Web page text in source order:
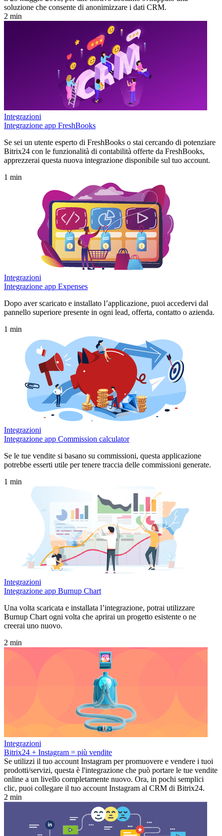
soluzione che consente di anonimizzare i dati CRM.
2 min
Integrazioni
Integrazione app FreshBooks
Se sei un utente esperto di FreshBooks o stai cercando di potenziare
Bitrix24 con le funzionalità di contabilità offerte da FreshBooks,
apprezzerai questa nuova integrazione disponibile sul tuo account.
1 min
Integrazioni
Integrazione app Expenses
Dopo aver scaricato e installato l’applicazione, puoi accedervi dal
pannello superiore presente in ogni lead, offerta, contatto o azienda.
1 min
Integrazioni
Integrazione app Commission calculator
Se le tue vendite si basano su commissioni, questa applicazione
potrebbe esserti utile per tenere traccia delle commissioni generate.
1 min
Integrazioni
Integrazione app Burnup Chart
Una volta scaricata e installata l’integrazione, potrai utilizzare
Burnup Chart ogni volta che aprirai un progetto esistente o ne
creerai uno nuovo.
2 min
Integrazioni
Bitrix24 + Instagram = più vendite
Se utilizzi il tuo account Instagram per promuovere e vendere i tuoi
prodotti/servizi, questa è l'integrazione che può portare le tue vendite
online a un livello completamente nuovo. Ora, in pochi semplici
clic, puoi collegare il tuo account Instagram al CRM di Bitrix24.
2 min